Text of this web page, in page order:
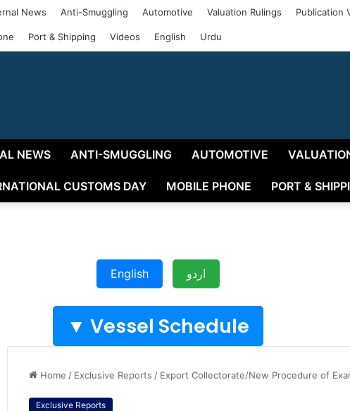
News Anti-Smuggling Automotive Valuation Rulings Publication
Port & Shipping Videos English Urdu
NEWS ANTI-SMUGGLING AUTOMOTIVE
CUSTOMS DAY MOBILE PHONE PORT &
English اردو
Vessel Schedule ▼
Home / Exclusive Reports / Export Collectorate/New Procedure of
Exclusive Reports